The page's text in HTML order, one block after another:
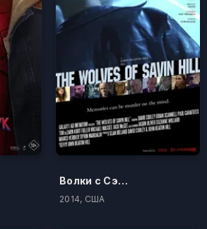
Волки с Сэйвин-Хилл
2014, США